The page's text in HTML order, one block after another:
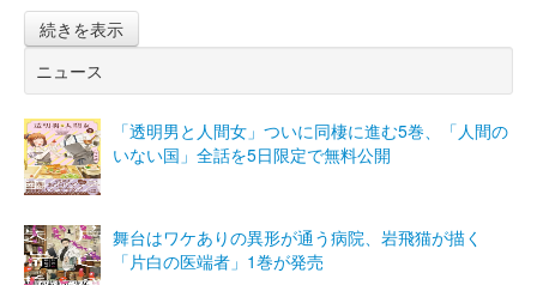
続きを表示
ニュース
「透明男と人間女」ついに同棲に進む5巻、「人間の
いない国」全話を5日限定で無料公開
舞台はワケありの異形が通う病院、岩飛猫が描く
「片白の医端者」1巻が発売